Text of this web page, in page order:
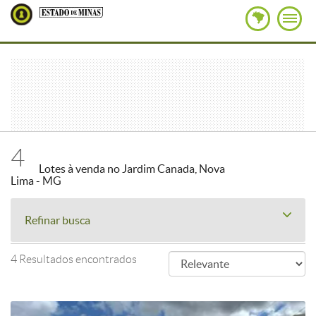
4
Lotes à venda no Jardim Canada, Nova
Lima - MG
Refinar busca
4 Resultados encontrados